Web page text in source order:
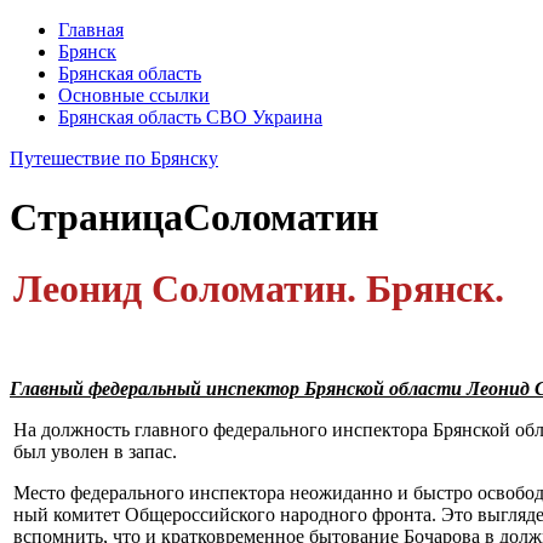
Главная
Брянск
Брянская область
Основные ссылки
Брянская область СВО Украина
Путешествие по Брянску
СтраницаСоломатин
Леонид Соломатин. Брянск.
Главный федеральный инспектор Брянской области Леонид
На должность главного федерального инспектора Брянской
был уволен в запас.
Место федерального инспектора неожиданно и быстро
ный комитет Общероссийского народного фрон­та. Это
вспомнить, что и кратковременное бытование Бочарова в